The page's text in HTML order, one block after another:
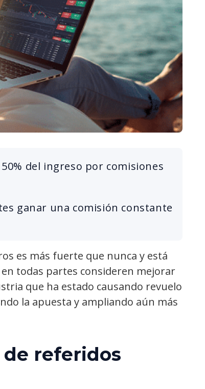
del ingreso por comisiones
ganar una comisión constante
es más fuerte que nunca y está
todas partes consideren mejorar
que ha estado causando revuelo
la apuesta y ampliando aún más
de referidos